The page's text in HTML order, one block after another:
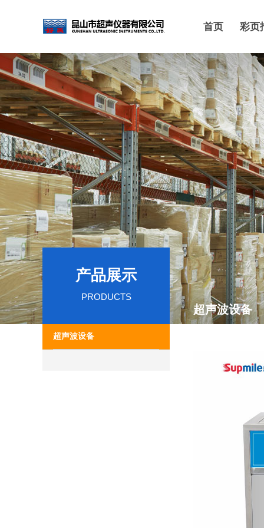
首页 彩页
产品展示
PRODUCTS
超声波设备
超声波设备